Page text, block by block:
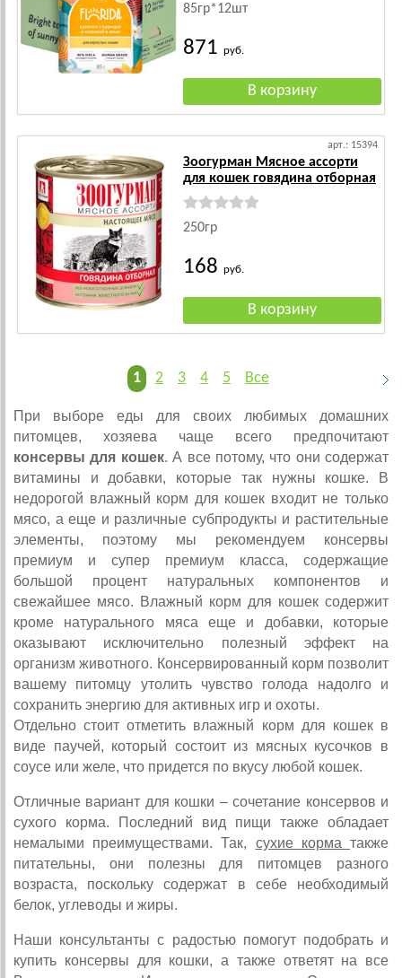
85гр*12шт
871 руб.
арт.: 15394
Зоогурман Мясное ассорти
для кошек говядина отборная
250гр
168 руб.
1 2 3 4 5 Все
При выборе еды для своих любимых домашних
питомцев, хозяева чаще всего предпочитают
консервы для кошек. А все потому, что они содержат
витамины и добавки, которые так нужны кошке. В
недорогой влажный корм для кошек входит не только
мясо, а еще и различные субпродукты и растительные
элементы, поэтому мы рекомендуем консервы
премиум и супер премиум класса, содержащие
большой процент натуральных компонентов и
свежайшее мясо. Влажный корм для кошек содержит
кроме натурального мяса еще и добавки, которые
оказывают исключительно полезный эффект на
организм животного. Консервированный корм позволит
вашему питомцу утолить чувство голода надолго и
сохранить энергию для активных игр и охоты.
Отдельно стоит отметить влажный корм для кошек в
виде паучей, который состоит из мясных кусочков в
соусе или желе, что придется по вкусу любой кошек.
Отличные вариант для кошки – сочетание консервов и
сухого корма. Последний вид пищи также обладает
немалыми преимуществами. Так, сухие корматакже
питательны, они полезны для питомцев разного
возраста, поскольку содержат в себе необходимый
белок, углеводы и жиры.
Наши консультанты с радостью помогут подобрать и
купить консервы для кошки, а также ответят на все